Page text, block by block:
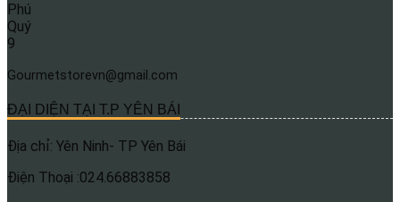
Gourmetstorevn@gmail.com
ĐẠI DIỆN TẠI T.P YÊN BÁI
Địa chỉ: Yên Ninh- TP Yên Bái
Điện Thoại :024.66883858